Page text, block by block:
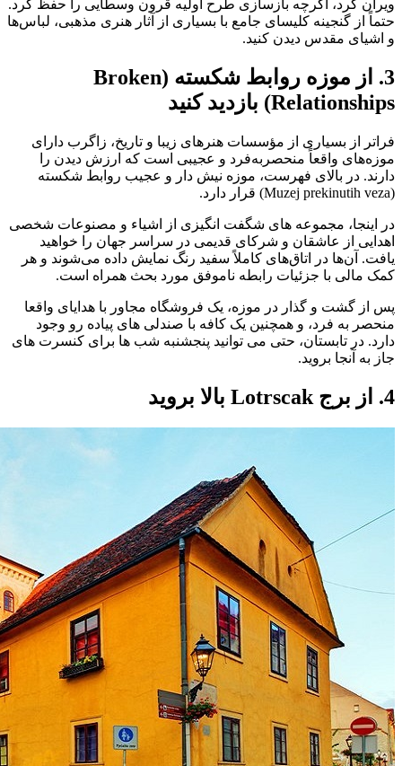
ویران کرد، اگرچه بازسازی طرح اولیه قرون وسطایی را حفظ کرد.
حتماً از گنجینه کلیسای جامع با بسیاری از آثار هنری مذهبی، لباس‌ها
و اشیای مقدس دیدن کنید.
3. از موزه روابط شکسته (Broken
Relationships) بازدید کنید
فراتر از بسیاری از مؤسسات هنرهای زیبا و تاریخ، زاگرب دارای
موزه‌های واقعاً منحصربه‌فرد و عجیبی است که ارزش دیدن را
دارند. در بالای فهرست، موزه نیش دار و عجیب روابط شکسته
(Muzej prekinutih veza) قرار دارد.
در اینجا، مجموعه های شگفت انگیزی از اشیاء و مصنوعات شخصی
اهدایی از عاشقان و شرکای قدیمی در سراسر جهان را خواهید
یافت. آن‌ها در اتاق‌های کاملاً سفید رنگ نمایش داده می‌شوند و هر
کمک مالی با جزئیات رابطه ناموفق مورد بحث همراه است.
پس از گشت و گذار در موزه، یک فروشگاه مجاور با هدایای واقعا
منحصر به فرد، و همچنین یک کافه با صندلی های پیاده رو وجود
دارد. در تابستان، حتی می توانید پنجشنبه شب ها برای کنسرت های
جاز به آنجا بروید.
4. از برج Lotrscak بالا بروید